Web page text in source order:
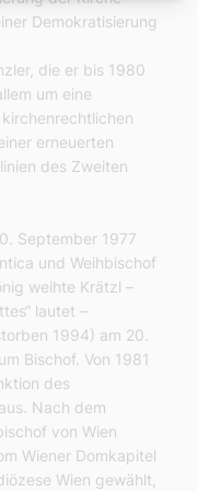
Demokratisierung
die er bis 1980
um eine
kirchenrechtlichen
erneuerten
des Zweiten
September 1977
und Weihbischof
weihte Krätzl –
lautet –
1994) am 20.
Bischof. Von 1981
des
Nach dem
von Wien
Wiener Domkapitel
Wien gewählt,